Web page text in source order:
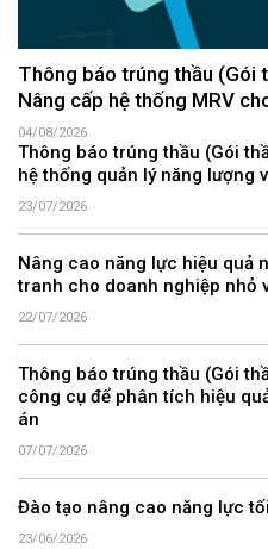
Thông báo trúng thầu (Gói
Nâng cấp hệ thống MRV
04/08/2026
Thông báo trúng thầu (Gói
hệ thống quản lý năng lượng
23/07/2026
Nâng cao năng lực hiệu quả
tranh cho doanh nghiệp nhỏ
22/07/2026
Thông báo trúng thầu (Gói
công cụ để phân tích hiệu
án
07/07/2026
Đào tạo nâng cao năng lực
23/06/2026